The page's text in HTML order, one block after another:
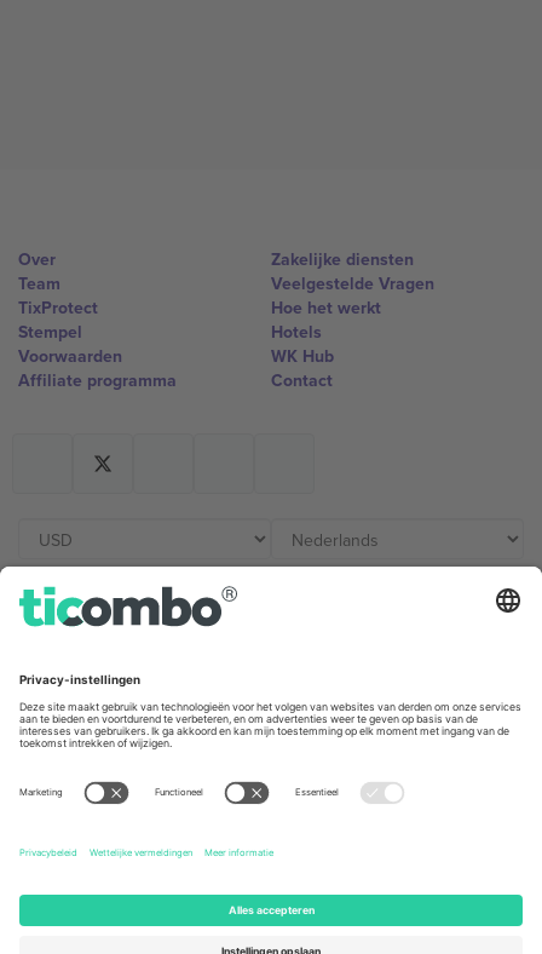
Over
Team
TixProtect
Stempel
Voorwaarden
Affiliate programma
Zakelijke diensten
Veelgestelde Vragen
Hoe het werkt
Hotels
WK Hub
Contact
Kantoren en ondersteuning
Germany
Unter den Linden 24, 10117
Berlin, Germany
167 City Road, London, Greater
London, EC1V 1AW, United
131 Continental Dr, Suite 305,
States